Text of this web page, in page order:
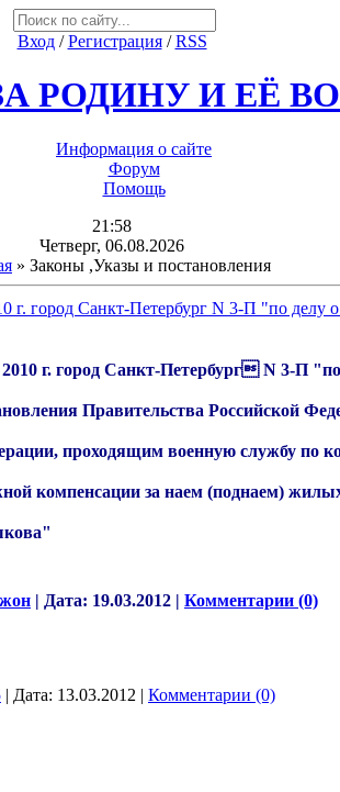
Вход/Регистрация/RSS
РОДИНУ И ЕЁ
Информация о сайте
Форум
Помощь
21:58
Четверг, 06.08.2026
» Законы ,Указы и постановления
город Санкт-Петербург N 3-П "по делу
г. город Санкт-Петербург N 3-П
Правительства Российской
проходящим военную службу по
компенсации за наем (поднаем)
| Дата: 19.03.2012 | Комментарии (0)
| Дата: 13.03.2012 | Комментарии (0)